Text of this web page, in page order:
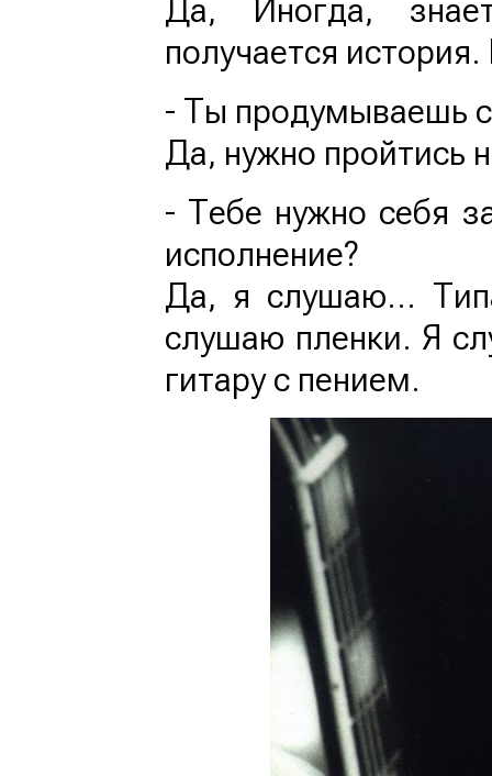
Да, Иногда,
получается
- Ты продумываешь
Да, нужно пройтись
- Тебе нужно себя
исполнение?
Да, я слушаю…
слушаю пленки. Я
гитару с пением.